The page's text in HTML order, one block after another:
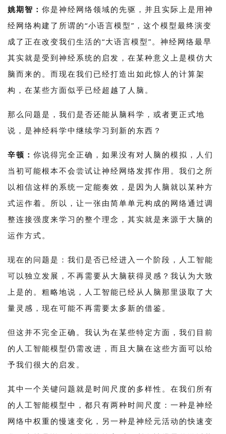
姚期智： 你是神经网络领域的先驱，并且实际上是用神
经网络构建了所谓的“小语言模型”，这个模型最终演变
成了正在改变我们生活的“大语言模型”。神经网络最早
其实就是受到神经系统的启发，在某种意义上是模仿大
脑而来的。而现在我们已经打造出如此惊人的计算架
构，在某些方面似乎已经超越了人脑。
那么问题是，我们是否还能从脑科学，或者更正式地
说，是神经科学中继续学习到新的东西？
辛顿： 你说得完全正确，如果没有对人脑的模拟，人们
当初可能根本不会尝试让神经网络发挥作用。我们之所
以相信这样的系统一定能奏效，是因为人脑就以某种方
式运作着。所以，让一张由简单单元构成的网络通过调
整连接强度来学习的整个理念，其实就是来源于大脑的
运作方式。
现在的问题是：我们是否已经进入一个阶段，人工智能
可以独立发展，不再需要从大脑获得灵感？我认为大致
上是的。粗略地说，人工智能已经从人脑那里汲取了大
量灵感，现在可能不再需要太多新的借鉴。
但这并不完全正确。我认为在某些特定方面，我们目前
的人工智能模型仍需改进，而且大脑在这些方面可以给
予我们很大的启发。
其中一个关键问题就是时间尺度的多样性。在我们所有
的人工智能模型中，都只有两种时间尺度：一种是神经
网络中权重的慢速变化，另一种是神经元活动的快速变